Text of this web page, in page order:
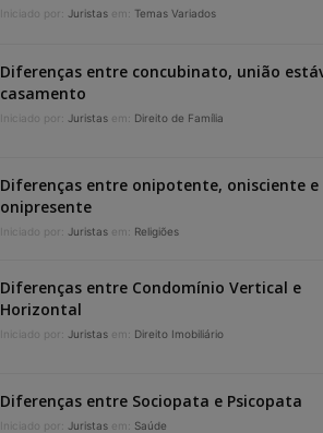
Iniciado por: Juristas em: Temas Variados
Diferenças entre concubinato, união
casamento
Iniciado por: Juristas em: Direito de Família
Diferenças entre onipotente, onisciente e
onipresente
Iniciado por: Juristas em: Religiões
Diferenças entre Condomínio Vertical e
Horizontal
Iniciado por: Juristas em: Direito Imobiliário
Diferenças entre Sociopata e Psicopata
Iniciado por: Juristas em: Saúde